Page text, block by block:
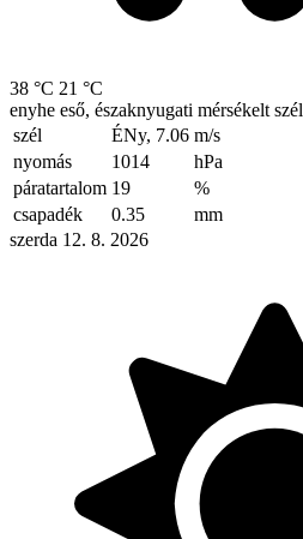
38 °C 21 °C
enyhe eső, északnyugati mérsékelt szél
szél
ÉNy, 7.06 m/s
nyomás
1014
hPa
páratartalom 19
%
csapadék
0.35
mm
szerda 12. 8. 2026